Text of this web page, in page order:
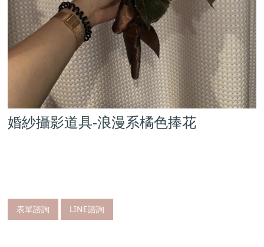
婚紗攝影道具-浪漫系橘色捧花
表單諮詢 LINE諮詢